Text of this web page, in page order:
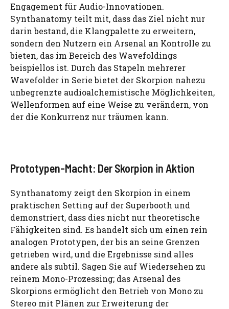
Engagement für Audio-Innovationen.
Synthanatomy teilt mit, dass das Ziel nicht nur
darin bestand, die Klangpalette zu erweitern,
sondern den Nutzern ein Arsenal an Kontrolle zu
bieten, das im Bereich des Wavefoldings
beispiellos ist. Durch das Stapeln mehrerer
Wavefolder in Serie bietet der Skorpion nahezu
unbegrenzte audioalchemistische Möglichkeiten,
Wellenformen auf eine Weise zu verändern, von
der die Konkurrenz nur träumen kann.
Prototypen-Macht: Der Skorpion in Aktion
Synthanatomy zeigt den Skorpion in einem
praktischen Setting auf der Superbooth und
demonstriert, dass dies nicht nur theoretische
Fähigkeiten sind. Es handelt sich um einen rein
analogen Prototypen, der bis an seine Grenzen
getrieben wird, und die Ergebnisse sind alles
andere als subtil. Sagen Sie auf Wiedersehen zu
reinem Mono-Prozessing; das Arsenal des
Skorpions ermöglicht den Betrieb von Mono zu
Stereo mit Plänen zur Erweiterung der